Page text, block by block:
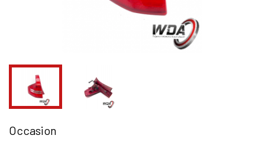
Occasion